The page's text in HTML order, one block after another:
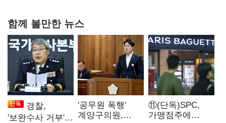
함께 볼만한 뉴스
경찰,
'보완수사 거부'
'공무원 폭행'
계양구의원,
⑪(단독)SPC,
가맹점주에